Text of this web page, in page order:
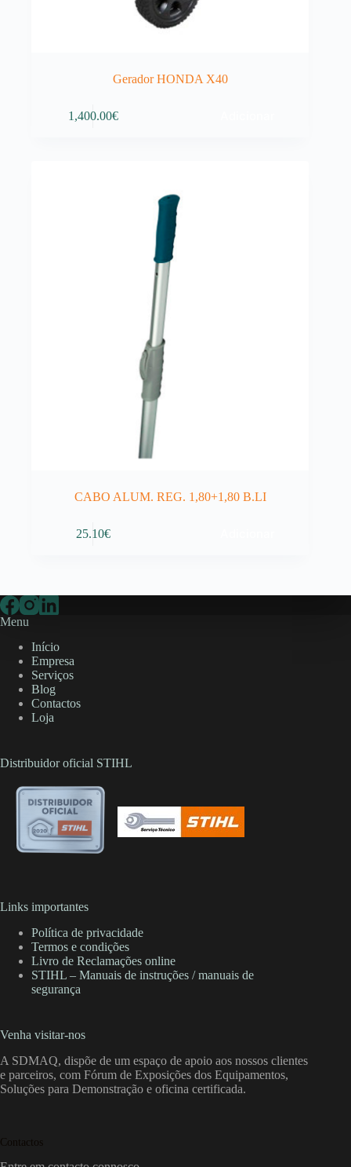
Gerador HONDA X40
1,400.00€
CABO ALUM. REG. 1,80+1,80 B.LI
25.10€
Menu
Início
Empresa
Serviços
Blog
Contactos
Loja
Distribuidor oficial STIHL
Links importantes
Política de privacidade
Termos e condições
Livro de Reclamações online
STIHL – Manuais de instruções / manuais de
segurança
Venha visitar-nos
A SDMAQ, dispõe de um espaço de apoio aos nossos clientes
e parceiros, com Fórum de Exposições dos Equipamentos,
Soluções para Demonstração e oficina certificada.
Contactos